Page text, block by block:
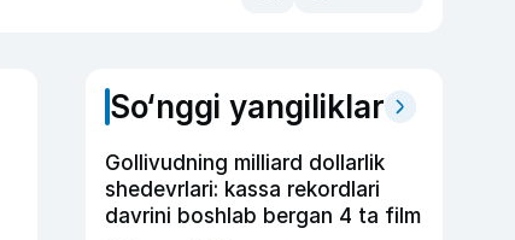
So‘nggi yangiliklar
Gollivudning milliard dollarlik
shedevrlari: kassa rekordlari
davrini boshlab bergan 4 ta film